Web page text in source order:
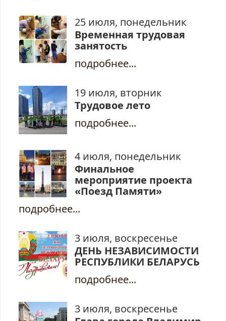
25 июля, понедельник
Временная трудовая
занятость
подробнее...
19 июля, вторник
Трудовое лето
подробнее...
4 июля, понедельник
Финальное
мероприятие проекта
«Поезд Памяти»
подробнее...
3 июля, воскресенье
ДЕНЬ НЕЗАВИСИМОСТИ
РЕСПУБЛИКИ БЕЛАРУСЬ
подробнее...
3 июля, воскресенье